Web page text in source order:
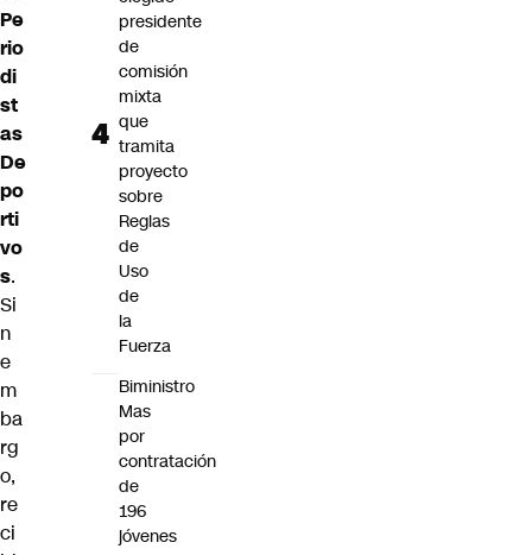
Pe
rio
di
st
as
De
po
rti
vo
s.
Si
n
e
m
ba
rg
o,
re
ci
presidente
de
comisión
mixta
que
tramita
proyecto
sobre
Reglas
de
Uso
de
la
Fuerza
Biministro
Mas
por
contratación
de
196
jóvenes